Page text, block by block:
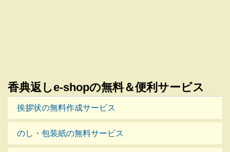
香典返しe-shopの無料＆便利サービス
挨拶状の無料作成サービス
のし・包装紙の無料サービス